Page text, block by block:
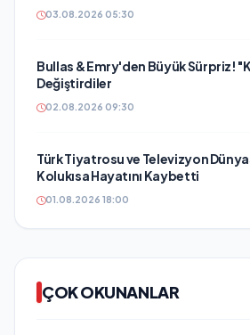
03.08.2026 05:30
Bullas & Emry'den Büyük Sürpriz!
Değiştirdiler
02.08.2026 09:30
Türk Tiyatrosu ve Televizyon
Kolukısa Hayatını Kaybetti
01.08.2026 18:00
ÇOK OKUNANLAR